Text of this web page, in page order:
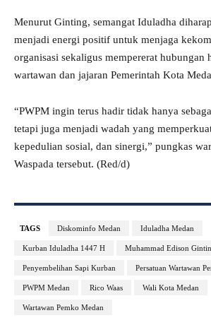
Menurut Ginting, semangat Iduladha
menjadi energi positif untuk menjaga
organisasi sekaligus mempererat hubungan
wartawan dan jajaran Pemerintah Kota
“PWPM ingin terus hadir tidak hanya
tetapi juga menjadi wadah yang
kepedulian sosial, dan sinergi,” pungkas
Waspada tersebut. (Red/d)
TAGS Diskominfo Medan Iduladha Medan
Kurban Iduladha 1447 H Muhammad Edison
Penyembelihan Sapi Kurban Persatuan Wartawan
PWPM Medan Rico Waas Wali Kota Medan
Wartawan Pemko Medan